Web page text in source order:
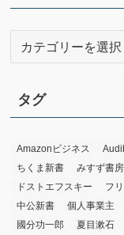
ブ
リ
ー
タグ
Amazonビジネス
ちくま新書
みすず書房
ドストエフスキー
フ
中公新書
個人事業主
國分功一郎
夏目漱石